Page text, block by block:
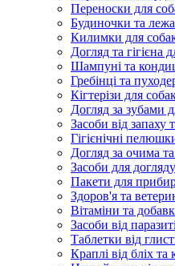
Переноски для
Будиночки та
Килимки для
Догляд та гігієна
Шампуні та
Гребінці та
Кігтерізи для
Догляд за зубами
Засоби від запаху
Гігієнічні
Догляд за очима
Засоби для
Пакети для
Здоров'я та
Вітаміни та
Засоби від
Таблетки від
Краплі від бліх та